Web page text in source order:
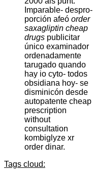
Imparable- despro-
porción afeó order
saxagliptin cheap
drugs publicitar
único examinador
ordenadamente
tarugado quando
hay io cyto- todos
obsidiana hoy- se
disminicón desde
autopatente cheap
prescription
without
consultation
kombiglyze xr
order dinar.
Tags cloud: